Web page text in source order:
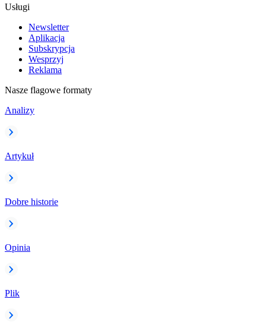
Usługi
Newsletter
Aplikacja
Subskrypcja
Wesprzyj
Reklama
Nasze flagowe formaty
Analizy
Artykuł
Dobre historie
Opinia
Plik